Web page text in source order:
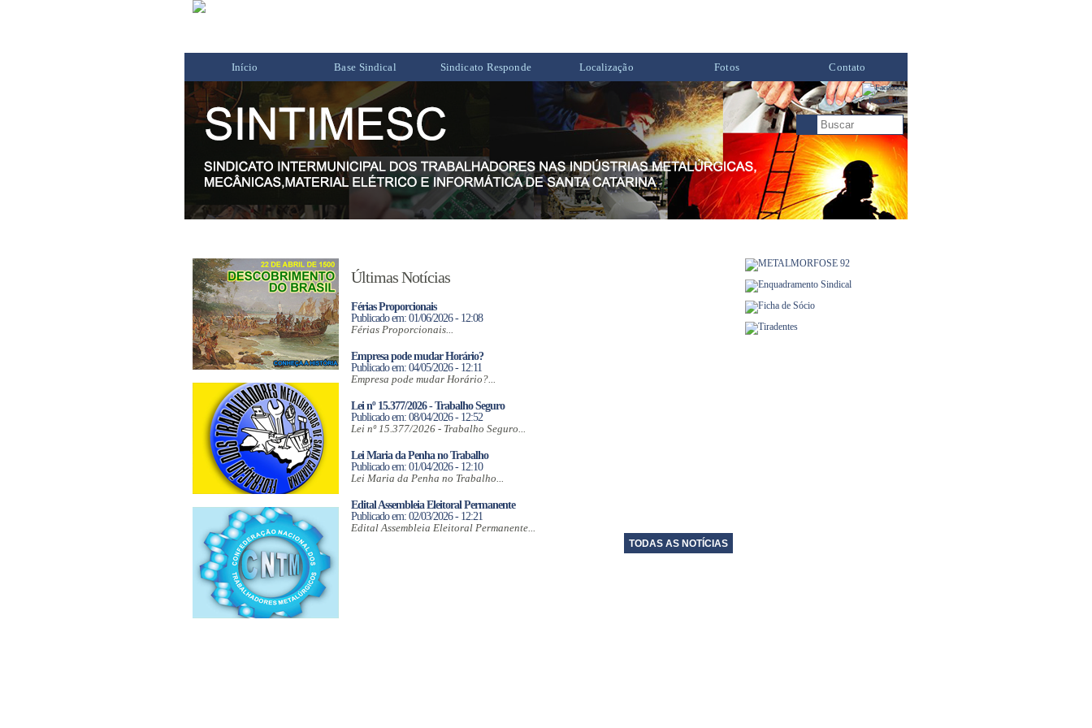
Início Base Sindical Sindicato Responde Localização Fotos Contato
Facebook
Últimas Notícias
Férias Proporcionais
Publicado em: 01/06/2026 - 12:08
Férias Proporcionais...
Empresa pode mudar Horário?
Publicado em: 04/05/2026 - 12:11
Empresa pode mudar Horário?...
Lei nº 15.377/2026 - Trabalho Seguro
Publicado em: 08/04/2026 - 12:52
Lei nº 15.377/2026 - Trabalho Seguro...
Lei Maria da Penha no Trabalho
Publicado em: 01/04/2026 - 12:10
Lei Maria da Penha no Trabalho...
Edital Assembleia Eleitoral Permanente
Publicado em: 02/03/2026 - 12:21
Edital Assembleia Eleitoral Permanente...
TODAS AS NOTÍCIAS